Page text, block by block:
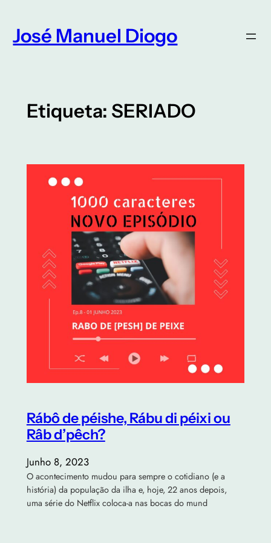
para
José Manuel Diogo
Etiqueta: SERIADO
Rábô de péishe, Rábu di péixi ou
Râb d’pêch?
Junho 8, 2023
O acontecimento mudou para sempre o cotidiano (e a
história) da população da ilha e, hoje, 22 anos depois,
uma série do Netflix coloca-a nas bocas do mund